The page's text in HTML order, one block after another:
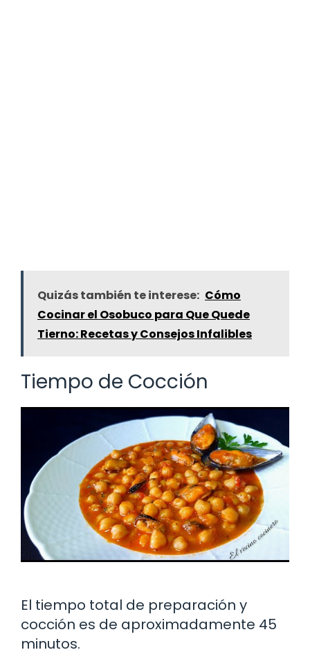
Quizás también te interese: Cómo
Cocinar el Osobuco para Que Quede
Tierno: Recetas y Consejos Infalibles
Tiempo de Cocción
El tiempo total de preparación y
cocción es de aproximadamente 45
minutos.